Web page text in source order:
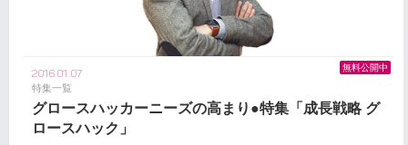
2016.01.07
特集一覧
グロースハッカーニーズの高まり●特集「成長戦略 グ
ロースハック」
無料公開中